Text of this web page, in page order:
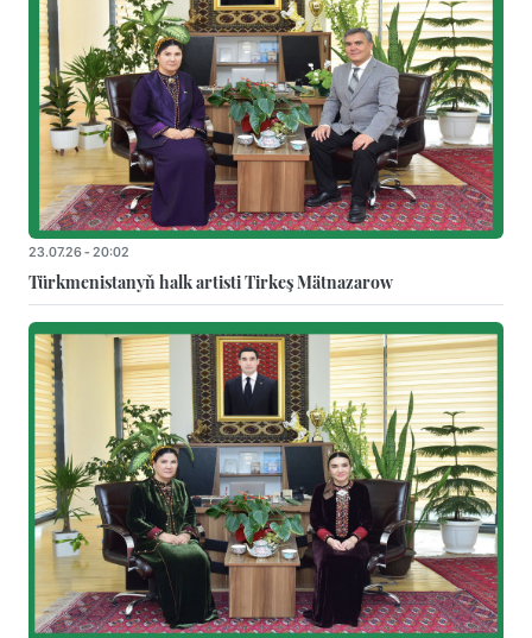
23.07.26 - 20:02
Türkmenistanyň halk artisti Tirkeş Mätnazarow